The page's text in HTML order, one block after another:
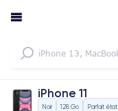
iPhone 11
Noir 128 Go Parfait état